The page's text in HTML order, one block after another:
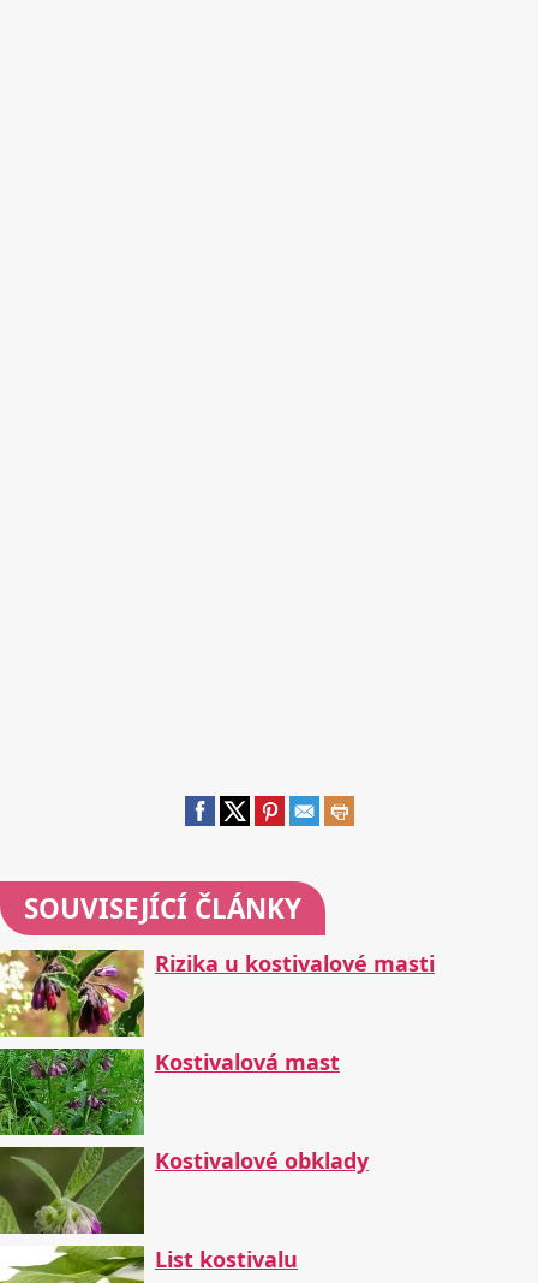
SOUVISEJÍCÍ ČLÁNKY
Rizika u kostivalové masti
Kostivalová mast
Kostivalové obklady
List kostivalu